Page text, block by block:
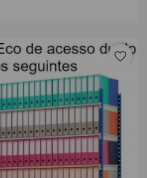
favorite_border